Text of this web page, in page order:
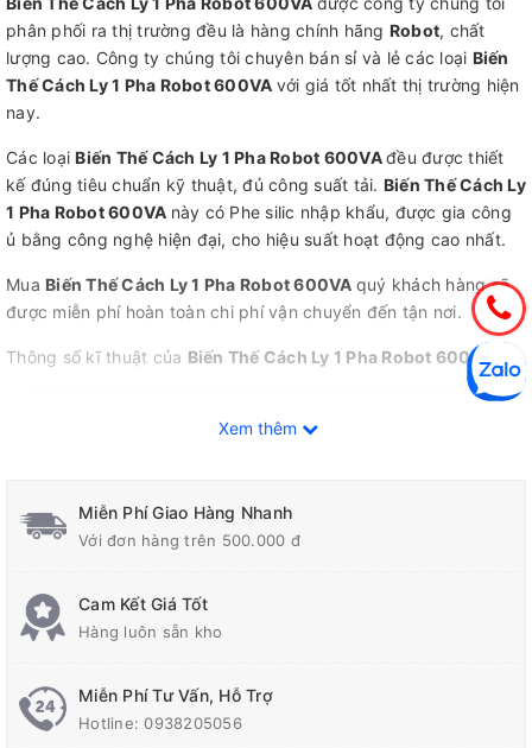
phân phối ra thị trường đều là hàng chính hãng Robot, chất
lượng cao. Công ty chúng tôi chuyên bán sỉ và lẻ các loại Biến
Thế Cách Ly 1 Pha Robot 600VA với giá tốt nhất thị trường hiện
nay.
Các loạiBiến Thế Cách Ly 1 Pha Robot 600VAđều được thiết
kế đúng tiêu chuẩn kỹ thuật, đủ công suất tải. Biến Thế Cách Ly
1 Pha Robot 600VA này có Phe silic nhập khẩu, được gia công
ủ bằng công nghệ hiện đại, cho hiệu suất hoạt động cao nhất.
Mua Biến Thế Cách Ly 1 Pha Robot 600VA quý khách hàng sẽ
được miễn phí hoàn toàn chi phí vận chuyển đến tận nơi.
Thông số kĩ thuật của Biến Thế Cách Ly 1 Pha Robot 600VA
Điện áp vào (V)
Xem thêm
Miễn Phí Giao Hàng Nhanh
Với đơn hàng trên 500.000 đ
Cam Kết Giá Tốt
Hàng luôn sẵn kho
Miễn Phí Tư Vấn, Hỗ Trợ
Hotline:0938205056